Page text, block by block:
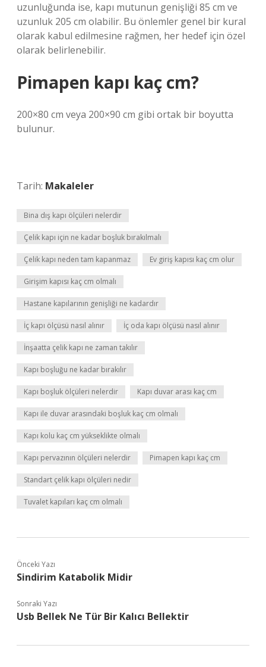
uzunluğunda ise, kapı mutunun genişliği 85 cm ve
uzunluk 205 cm olabilir. Bu önlemler genel bir kural
olarak kabul edilmesine rağmen, her hedef için özel
olarak belirlenebilir.
Pimapen kapı kaç cm?
200×80 cm veya 200×90 cm gibi ortak bir boyutta
bulunur.
Tarih: Makaleler
Bina dış kapı ölçüleri nelerdir
Çelik kapı için ne kadar boşluk bırakılmalı
Çelik kapı neden tam kapanmaz Ev giriş kapısı kaç cm olur
Girişim kapısı kaç cm olmalı
Hastane kapılarının genişliği ne kadardır
İç kapı ölçüsü nasıl alınır İç oda kapı ölçüsü nasıl alınır
İnşaatta çelik kapı ne zaman takılır
Kapı boşluğu ne kadar bırakılır
Kapı boşluk ölçüleri nelerdir Kapı duvar arası kaç cm
Kapı ile duvar arasındaki boşluk kaç cm olmalı
Kapı kolu kaç cm yükseklikte olmalı
Kapı pervazının ölçüleri nelerdir Pimapen kapı kaç cm
Standart çelik kapı ölçüleri nedir
Tuvalet kapıları kaç cm olmalı
Önceki Yazı
Sindirim Katabolik Midir
Sonraki Yazı
Usb Bellek Ne Tür Bir Kalıcı Bellektir